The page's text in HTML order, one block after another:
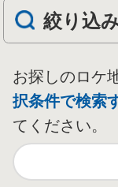
絞り込
お探しのロケ
択条件で検索
てください。